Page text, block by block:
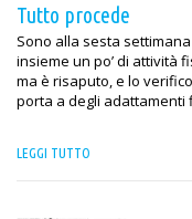
Tutto procede
Sono alla sesta
insieme un po’ di attività
ma è risaputo, e lo
porta a degli adattamenti
LEGGI TUTTO